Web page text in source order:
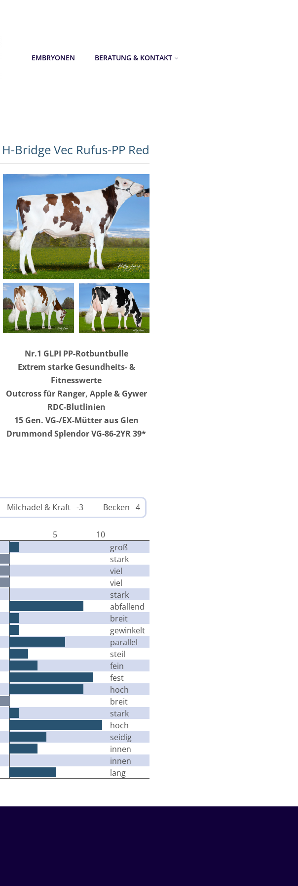
EMBRYONEN BERATUNG & KONTAKT
H-Bridge Vec Rufus-PP Red
Nr.1 GLPI PP-Rotbuntbulle
Extrem starke Gesundheits- &
Fitnesswerte
Outcross für Ranger, Apple & Gywer
RDC-Blutlinien
15 Gen. VG-/EX-Mütter aus Glen
Drummond Splendor VG-86-2YR 39*
Milchadel & Kraft -3 Becken 4
5
10
groß
stark
viel
viel
stark
abfallend
breit
gewinkelt
parallel
steil
fein
fest
hoch
breit
stark
hoch
seidig
innen
innen
lang